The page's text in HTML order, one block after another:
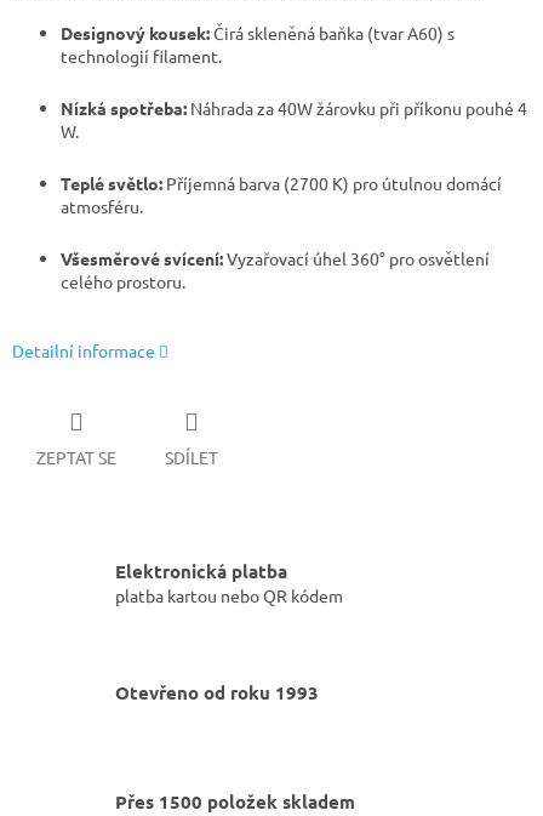
Designový kousek:Čirá skleněná baňka (tvar A60) s
technologií filament.
Nízká spotřeba: Náhrada za 40W žárovku při příkonu pouhé 4
W.
Teplé světlo: Příjemná barva (2700 K) pro útulnou domácí
atmosféru.
Všesměrové svícení:Vyzařovací úhel 360° pro osvětlení
celého prostoru.
Detailní informace
ZEPTAT SE SDÍLET
Elektronická platba
platba kartou nebo QR kódem
Otevřeno od roku 1993
Přes 1500 položek skladem